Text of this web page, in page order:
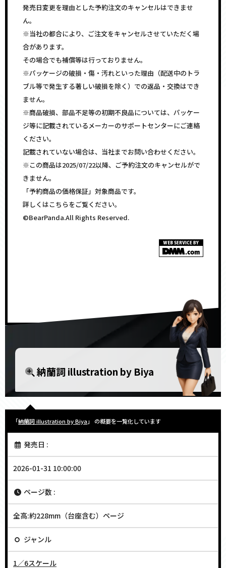
発売日変更を理由とした予約注文のキャンセルはできませ
ん。
※当社の都合により、ご注文をキャンセルさせていただく場
合があります。
その場合でも補償等は行っておりません。
※パッケージの破損・傷・汚れといった理由（配送中のトラ
ブル等で発生する著しい破損を除く）での返品・交換はでき
ません。
※商品破損、部品不足等の初期不良品については、パッケー
ジ等に記載されているメーカーのサポートセンターにご連絡
ください。
記載されていない場合は、当社までお問い合わせください。
※この商品は2025/07/22以降、ご予約注文のキャンセルがで
きません。
「予約商品の価格保証」対象商品です。
詳しくはこちらをご覧ください。
©BearPanda.All Rights Reserved.
納蘭詞 illustration by Biya
「納蘭詞 illustration by Biya 」 の概要を一覧化しています
発売日 :
2026-01-31 10:00:00
ページ数 :
全高:約228mm（台座含む）ページ
ジャンル
1／6スケール